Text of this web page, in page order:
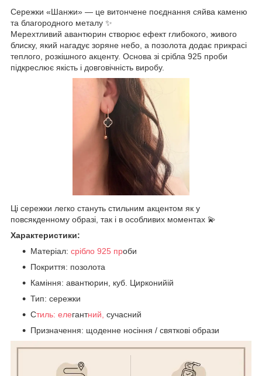
Сережки «Шанжи» — це витончене поєднання сяйва каменю
та благородного металу ✨
Мерехтливий авантюрин створює ефект глибокого, живого
блиску, який нагадує зоряне небо, а позолота додає прикрасі
теплого, розкішного акценту. Основа зі срібла 925 проби
підкреслює якість і довговічність виробу.
Ці сережки легко стануть стильним акцентом як у
повсякденному образі, так і в особливих моментах 💫
Характеристики:
Матеріал: срібло 925 проби
Покриття: позолота
Каміння: авантюрин, куб. Цирконийій
Тип: сережки
Стиль: елегантний, сучасний
Призначення: щоденне носіння / святкові образи